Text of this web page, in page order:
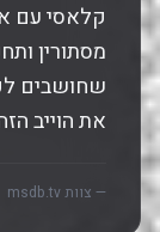
קלאסי עם
מסתורין
שחושבים
את הוייב
— צוות msdb.tv